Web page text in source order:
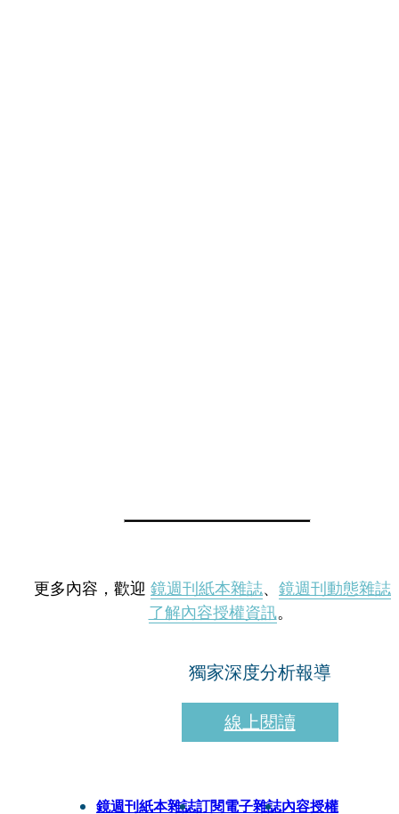
更多內容，歡迎 鏡週刊紙本雜誌、 鏡週刊動態雜誌
了解內容授權資訊。
獨家深度分析報導
線上閱讀
鏡週刊紙本雜誌訂閱電子雜誌內容授權